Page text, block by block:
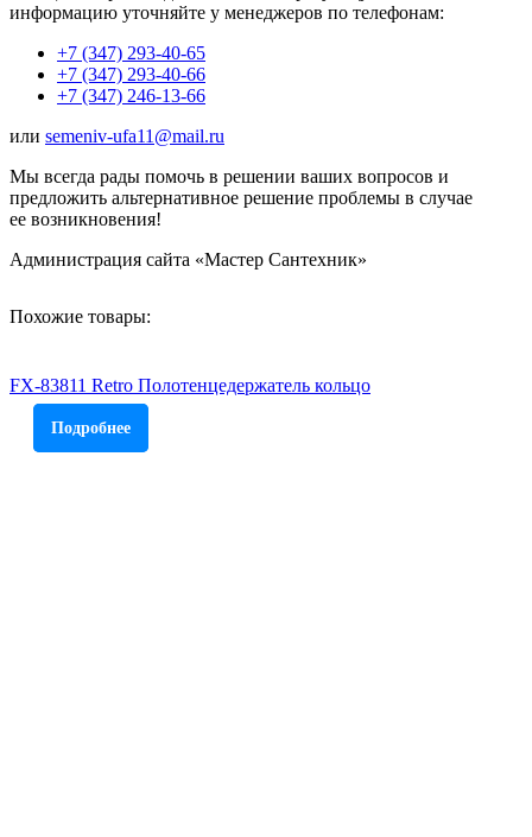
информацию уточняйте у менеджеров по телефонам:
+7 (347) 293-40-65
+7 (347) 293-40-66
+7 (347) 246-13-66
или semeniv-ufa11@mail.ru
Мы всегда рады помочь в решении ваших вопросов и
предложить альтернативное решение проблемы в случае
ее возникновения!
Администрация сайта «Мастер Сантехник»
Похожие товары:
FX-83811 Retro Полотенцедержатель кольцо
Подробнее